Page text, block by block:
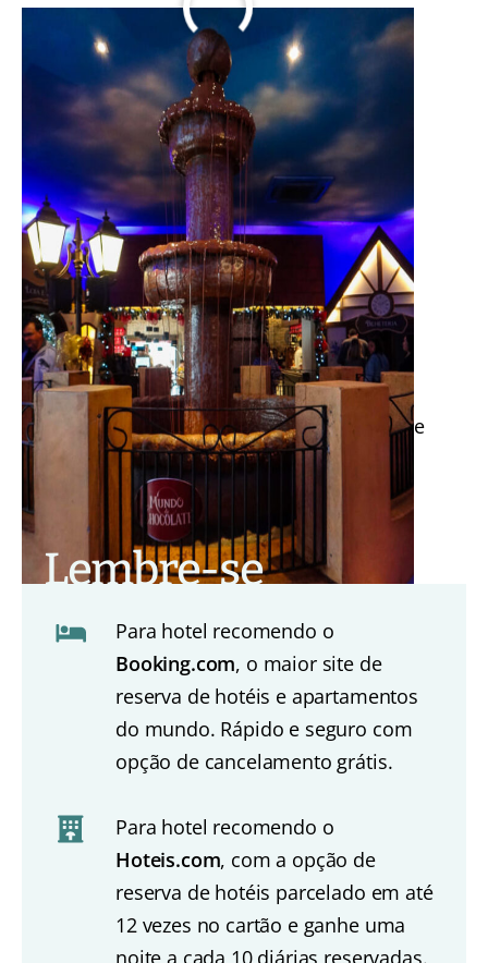
Salve o nosso pin no seu Pinterest!
Gostou da dica sobre o Mundo de Chocolate
Gramado? Deixe seus comentários!
Para hotel recomendo o
Booking.com, o maior site de
reserva de hotéis e apartamentos
do mundo. Rápido e seguro com
opção de cancelamento grátis.
Para hotel recomendo o
Hoteis.com, com a opção de
reserva de hotéis parcelado em até
12 vezes no cartão e ganhe uma
noite a cada 10 diárias reservadas.